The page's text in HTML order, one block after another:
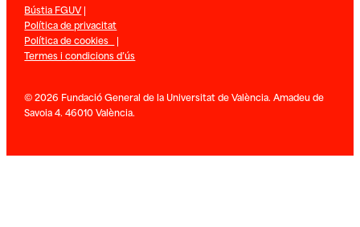
Bústia FGUV|
Política de privacitat
Política de cookies |
Termes i condicions d’ús
© 2026 Fundació General de la Universitat de València. Amadeu de
Savoia 4. 46010 València.